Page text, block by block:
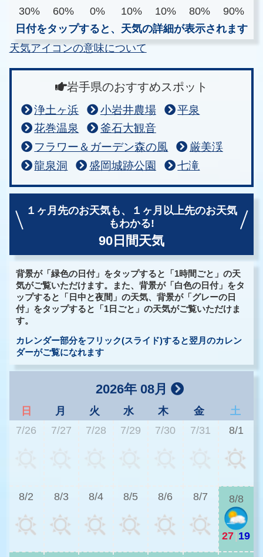
30%
60% 0% 10% 10% 80%
90%
日付をタップすると、天気の詳細が表示されます
天気アイコンの意味について
岩手県のおすすめスポット
浄土ヶ浜 小岩井農場
平泉
花巻温泉
釜石大観音
フラワー＆ガーデン森の風
厳美渓
龍泉洞
盛岡城跡公園 七滝
１ヶ月先のお天気も、
１ヶ月以上先のお天気
もわかる!
90日間天気
背景が「緑色の日付」をタップすると「1時間ごと」の天
気がご覧いただけます。また、背景が「白色の日付」をタ
ップすると「日中と夜間」の天気、背景が「グレーの日
付」をタップすると「1日ごと」の天気がご覧いただけま
す。
カレンダー部分をフリック(スライド)すると翌月のカレン
ダーがご覧になれます
2026年 08月
日 月 火 水 木 金
土
7/26
7/27 7/28 7/29 7/30 7/31 8/1
8/2 8/3 8/4 8/5 8/6 8/7 8/8
27|19